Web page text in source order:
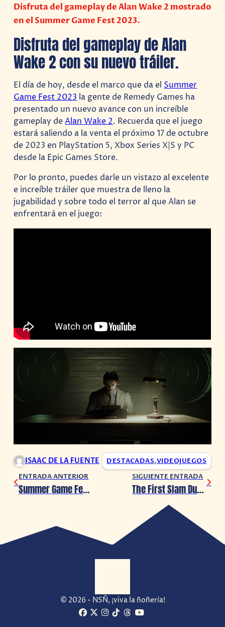
Disfruta del gameplay de Alan Wake 2 mostrado
en el Summer Game Fest 2023.
Disfruta del gameplay de Alan
Wake 2 con su nuevo tráiler.
El día de hoy, desde el marco que da el Summer
Game Fest 2023 la gente de Remedy Games ha
presentado un nuevo avance con un increíble
gameplay deAlan Wake 2. Recuerda que el juego
estará saliendo a la venta el próximo 17 de octubre
de 2023 en PlayStation 5, Xbox Series X|S y PC
desde la Epic Games Store.
Por lo pronto, puedes darle un vistazo al excelente
e increíble tráiler que muestra de lleno la
jugabilidad y sobre todo el terror al que Alan se
enfrentará en el juego:
ISAAC DE LA FUENTE DESTACADAS,VIDEOJUEGOS
ENTRADA ANTERIOR
Summer Game Fest 2023: Se muestra Final Fantasy VII Rebirth
SIGUIENTE ENTRADA
The First Slam Dunk llegará a las salas de Cinépolis
© 2026 - NSÑ, ¡viva la ñoñería!